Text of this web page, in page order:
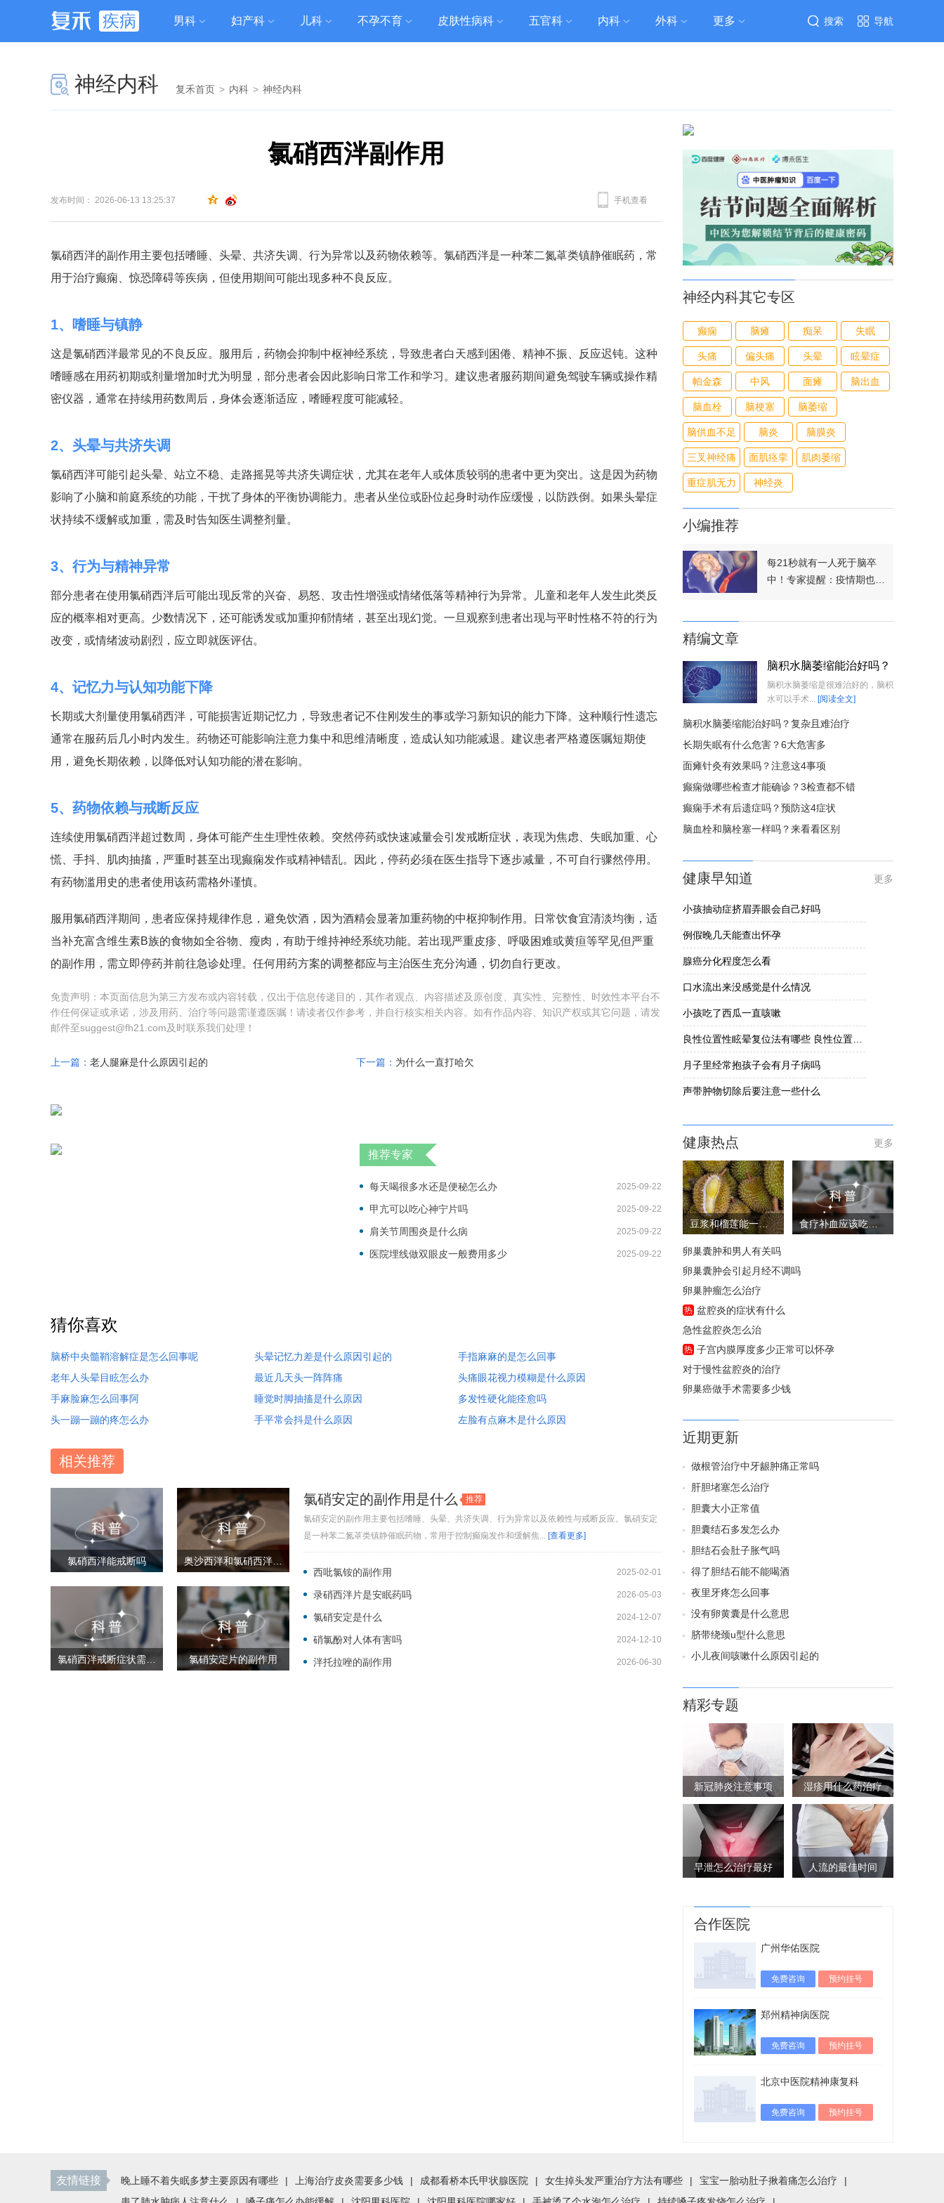
疾病 男科 妇产科 儿科 不孕不育 皮肤性病科 五官科 内科 外科 更多 导航
搜索
神经内科 复禾首页 > 内科 > 神经内科
氯硝西泮副作用
发布时间： 2026-06-13 13:25:37 手机查看
氯硝西泮的副作用主要包括嗜睡、头晕、共济失调、行为异常以及药物依赖等。氯硝西泮是一种苯二氮䓬类镇静催眠药，常
用于治疗癫痫、惊恐障碍等疾病，但使用期间可能出现多种不良反应。
1、嗜睡与镇静
这是氯硝西泮最常见的不良反应。服用后，药物会抑制中枢神经系统，导致患者白天感到困倦、精神不振、反应迟钝。这种
嗜睡感在用药初期或剂量增加时尤为明显，部分患者会因此影响日常工作和学习。建议患者服药期间避免驾驶车辆或操作精
密仪器，通常在持续用药数周后，身体会逐渐适应，嗜睡程度可能减轻。
2、头晕与共济失调
氯硝西泮可能引起头晕、站立不稳、走路摇晃等共济失调症状，尤其在老年人或体质较弱的患者中更为突出。这是因为药物
影响了小脑和前庭系统的功能，干扰了身体的平衡协调能力。患者从坐位或卧位起身时动作应缓慢，以防跌倒。如果头晕症
状持续不缓解或加重，需及时告知医生调整剂量。
3、行为与精神异常
部分患者在使用氯硝西泮后可能出现反常的兴奋、易怒、攻击性增强或情绪低落等精神行为异常。儿童和老年人发生此类反
应的概率相对更高。少数情况下，还可能诱发或加重抑郁情绪，甚至出现幻觉。一旦观察到患者出现与平时性格不符的行为
改变，或情绪波动剧烈，应立即就医评估。
4、记忆力与认知功能下降
长期或大剂量使用氯硝西泮，可能损害近期记忆力，导致患者记不住刚发生的事或学习新知识的能力下降。这种顺行性遗忘
通常在服药后几小时内发生。药物还可能影响注意力集中和思维清晰度，造成认知功能减退。建议患者严格遵医嘱短期使
用，避免长期依赖，以降低对认知功能的潜在影响。
5、药物依赖与戒断反应
连续使用氯硝西泮超过数周，身体可能产生生理性依赖。突然停药或快速减量会引发戒断症状，表现为焦虑、失眠加重、心
慌、手抖、肌肉抽搐，严重时甚至出现癫痫发作或精神错乱。因此，停药必须在医生指导下逐步减量，不可自行骤然停用。
有药物滥用史的患者使用该药需格外谨慎。
服用氯硝西泮期间，患者应保持规律作息，避免饮酒，因为酒精会显著加重药物的中枢抑制作用。日常饮食宜清淡均衡，适
当补充富含维生素B族的食物如全谷物、瘦肉，有助于维持神经系统功能。若出现严重皮疹、呼吸困难或黄疸等罕见但严重
的副作用，需立即停药并前往急诊处理。任何用药方案的调整都应与主治医生充分沟通，切勿自行更改。
免责声明：本页面信息为第三方发布或内容转载，仅出于信息传递目的，其作者观点、内容描述及原创度、真实性、完整性、时效性本平台不
作任何保证或承诺，涉及用药、治疗等问题需谨遵医嘱！请读者仅作参考，并自行核实相关内容。如有作品内容、知识产权或其它问题，请发
邮件至suggest@fh21.com及时联系我们处理！
上一篇： 老人腿麻是什么原因引起的 下一篇： 为什么一直打哈欠
推荐专家
每天喝很多水还是便秘怎么办 2025-09-22
甲亢可以吃心神宁片吗 2025-09-22
肩关节周围炎是什么病 2025-09-22
医院埋线做双眼皮一般费用多少 2025-09-22
猜你喜欢
脑桥中央髓鞘溶解症是怎么回事呢 头晕记忆力差是什么原因引起的
手指麻麻的是怎么回事
老年人头晕目眩怎么办
最近几天头一阵阵痛
头痛眼花视力模糊是什么原因
手麻脸麻怎么回事阿
睡觉时脚抽搐是什么原因
多发性硬化能痊愈吗
头一蹦一蹦的疼怎么办
手平常会抖是什么原因 左脸有点麻木是什么原因
相关推荐
氯硝西泮能戒断吗
氯硝安定片的副作用
氯硝安定的副作用是什么
推荐
氯硝安定的副作用主要包括嗜睡、头晕、共济失调、行为异常以及依赖性与戒断反应。氯硝安定
是一种苯二氮䓬类镇静催眠药物，常用于控制癫痫发作和缓解焦... [查看更多]
西吡氯铵的副作用 2025-02-01
录硝西泮片是安眠药吗 2026-05-03
氯硝安定是什么 2024-12-07
硝氯酚对人体有害吗 2024-12-10
泮托拉唑的副作用 2026-06-30
神经内科其它专区
癫痫 脑瘫 痴呆 失眠
头痛 偏头痛 头晕 眩晕症
帕金森 中风 面瘫 脑出血
脑血栓 脑梗塞 脑萎缩
脑供血不足 脑炎 脑膜炎
三叉神经痛 面肌痉挛 肌肉萎缩
重症肌无力 神经炎
小编推荐
每21秒就有一人死于脑卒
中！专家提醒：疫情期也要
精编文章
脑积水脑萎缩能治好吗？
脑积水脑萎缩是很难治好的，脑积
水可以手术... [阅读全文]
脑积水脑萎缩能治好吗？复杂且难治疗
长期失眠有什么危害？6大危害多
面瘫针灸有效果吗？注意这4事项
癫痫做哪些检查才能确诊？3检查都不错
癫痫手术有后遗症吗？预防这4症状
脑血栓和脑栓塞一样吗？来看看区别
健康早知道 更多
小孩抽动症挤眉弄眼会自己好吗
例假晚几天能查出怀孕
腺癌分化程度怎么看
口水流出来没感觉是什么情况
小孩吃了西瓜一直咳嗽
良性位置性眩晕复位法有哪些 良性位置性眩晕要怎么办
月子里经常抱孩子会有月子病吗
声带肿物切除后要注意一些什么
健康热点 更多
豆浆和榴莲能一起吃吗 食疗补血应该吃些什么
卵巢囊肿和男人有关吗
卵巢囊肿会引起月经不调吗
卵巢肿瘤怎么治疗
热 盆腔炎的症状有什么
急性盆腔炎怎么治
热 子宫内膜厚度多少正常可以怀孕
对于慢性盆腔炎的治疗
卵巢癌做手术需要多少钱
近期更新
做根管治疗中牙龈肿痛正常吗
肝胆堵塞怎么治疗
胆囊大小正常值
胆囊结石多发怎么办
胆结石会肚子胀气吗
得了胆结石能不能喝酒
夜里牙疼怎么回事
没有卵黄囊是什么意思
脐带绕颈u型什么意思
小儿夜间咳嗽什么原因引起的
精彩专题
新冠肺炎注意事项 湿疹用什么药治疗
早泄怎么治疗最好 人流的最佳时间
合作医院
广州华佑医院
免费咨询 预约挂号
郑州精神病医院
免费咨询 预约挂号
北京中医院精神康复科
免费咨询 预约挂号
友情链接 晚上睡不着失眠多梦主要原因有哪些 | 上海治疗皮炎需要多少钱 | 成都看桥本氏甲状腺医院 | 女生掉头发严重治疗方法有哪些 | 宝宝一胎动肚子揪着痛怎么治疗
|